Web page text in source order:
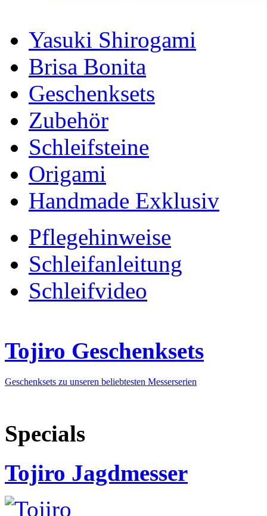
Yasuki Shirogami
Brisa Bonita
Geschenksets
Zubehör
Schleifsteine
Origami
Handmade Exklusiv
Pflegehinweise
Schleifanleitung
Schleifvideo
Tojiro Geschenksets
Geschenksets zu unseren beliebtesten Messerserien
Specials
Tojiro Jagdmesser